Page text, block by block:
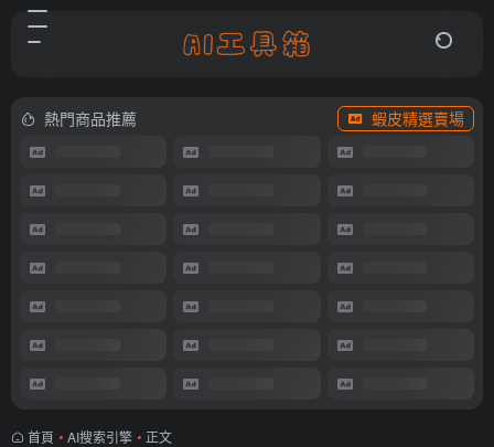
熱門商品推薦 蝦皮精選賣場
首頁 • AI搜索引擎 • 正文